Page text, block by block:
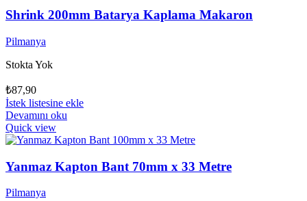
Shrink 200mm Batarya Kaplama Makaron
Pilmanya
Stokta Yok
₺87,90
İstek listesine ekle
Devamını oku
Quick view
Yanmaz Kapton Bant 70mm x 33 Metre
Pilmanya